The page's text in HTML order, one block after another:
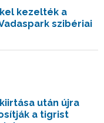
kezelték a
szibériai
után újra
a tigrist